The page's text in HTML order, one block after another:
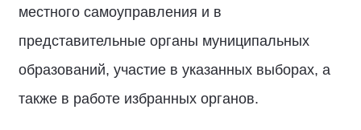
местного самоуправления и в
представительные органы муниципальных
образований, участие в указанных выборах, а
также в работе избранных органов.